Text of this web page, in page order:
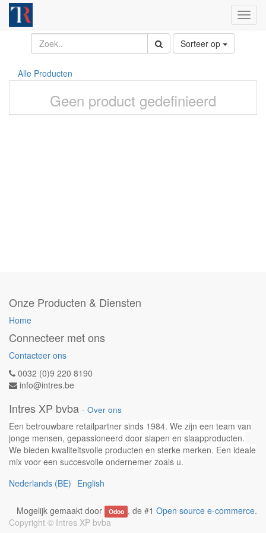
Sorteer op
Alle Producten
Geen product gedefinieerd
Onze Producten & Diensten
Home
Connecteer met ons
Contacteer ons
0032 (0)9 220 8190
info@intres.be
Intres XP bvba - Over ons
Een betrouwbare retailpartner sinds 1984. We zijn een team van
jonge mensen, gepassioneerd door slapen en slaapproducten.
We bieden kwaliteitsvolle producten en sterke merken. Een ideale
mix voor een succesvolle ondernemer zoals u.
Nederlands (BE) English
Mogelijk gemaakt door Odoo , de #1 Open source e-commerce.
Copyright © Intres XP bvba